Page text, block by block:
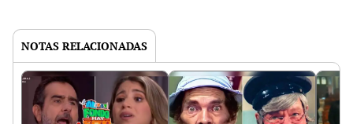
NOTAS RELACIONADAS